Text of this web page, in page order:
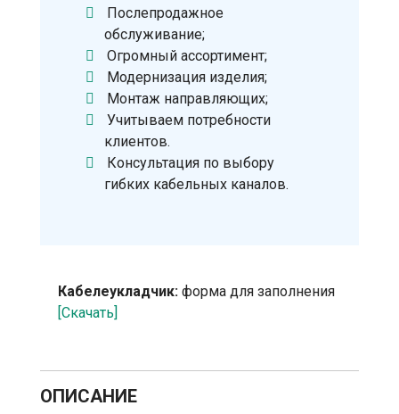
Послепродажное
обслуживание;
Огромный ассортимент;
Модернизация изделия;
Монтаж направляющих;
Учитываем потребности
клиентов.
Консультация по выбору
гибких кабельных каналов.
Кабелеукладчик: форма для заполнения
[Скачать]
ОПИСАНИЕ